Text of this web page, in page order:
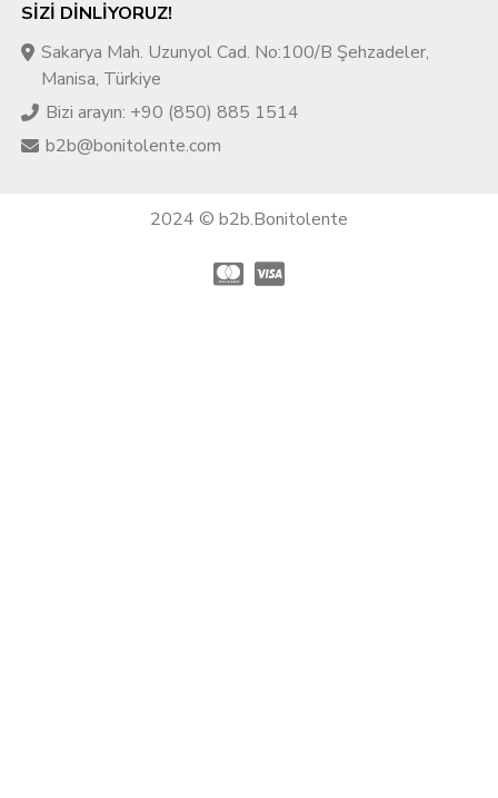
SIZI DINLIYORUZ!
Sakarya Mah. Uzunyol Cad. No:100/B Şehzadeler,
Manisa, Türkiye
Bizi arayın: +90 (850) 885 1514
b2b@bonitolente.com
2024 © b2b.Bonitolente